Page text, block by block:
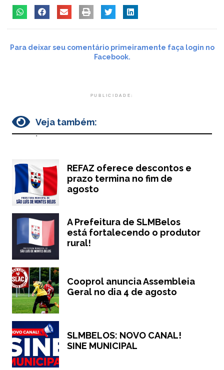
Para deixar seu comentário primeiramente faça login no
Facebook.
PUBLICIDADE:
Veja também:
.
REFAZ oferece descontos e
prazo termina no fim de
agosto
A Prefeitura de SLMBelos
está fortalecendo o produtor
rural!
Cooprol anuncia Assembleia
Geral no dia 4 de agosto
SLMBELOS: NOVO CANAL!
SINE MUNICIPAL